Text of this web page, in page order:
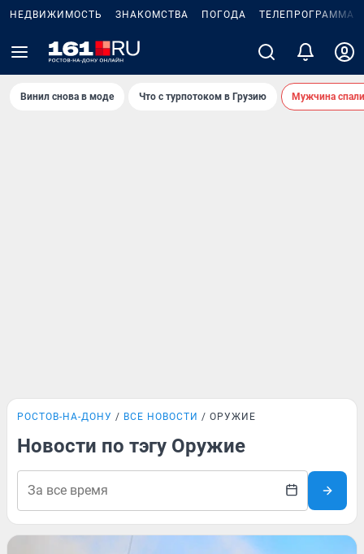
НЕДВИЖИМОСТЬ ЗНАКОМСТВА ПОГОДА ТЕЛЕПРОГРАММА
Винил снова в моде Что с турпотоком в Грузию Мужчина
РОСТОВ-НА-ДОНУ ВСЕ НОВОСТИ ОРУЖИЕ
Новости по тэгу Оружие